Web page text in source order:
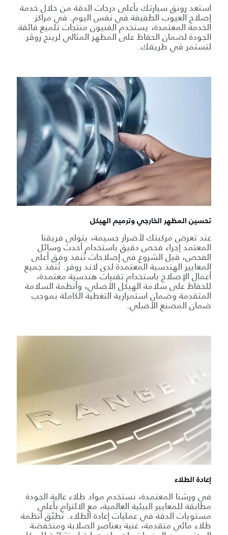
استعد رونق سيارتك بأعلى درجات الدقة من خلال خدمة
إصلاح العيوب الطفيفة في نفس اليوم. في مراكز
الخدمة المعتمدة، يستخدم الفنيون منتجات تلميع فائقة
الجودة لضمان الحفاظ على المظهر المثالي لرينج روڤر
لتستمر في طريقك.
تحسين المظهر الخارجي وترميم الهيكل
عند تعرض مركبتك لأضرار جسيمة، يتولى فريقنا
المعتمد إجراء فحص دقيق باستخدام أحدث وسائل
الفحص، قبل الشروع في إصلاحات تُنفذ وفق أعلى
المعايير الهندسية المعتمدة لدى لاند روفر. تُنفذ جميع
أعمال الإصلاح باستخدام تقنيات هندسية معتمدة،
للحفاظ على سلامة الهيكل الأصلي، وأنظمة السلامة
المتقدمة وضمان استمرارية التغطية الكاملة بموجب
ضمان المصنع الأصلي.
إعادة الطلاء
في ورشنا المعتمدة، نستخدم مواد طلاء عالية الجودة
مطابقة للمعايير البيئية العالمية، مع الالتزام بأعلى
مستويات الدقة في عمليات إعادة الطلاء. نُطبّق أنظمة
طلاء مائي متقدمة، غنية بعناصر الصلابة ومنخفضة